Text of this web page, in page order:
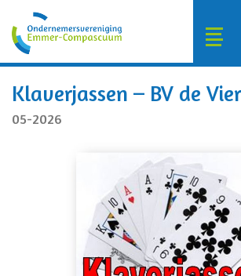
Klaverjassen – BV de
05-2026